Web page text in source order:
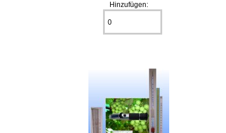
Hinzufügen: